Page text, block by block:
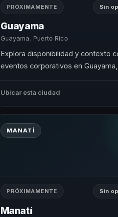
PRÓXIMAMENTE Sin
Guayama
Guayama, Puerto Rico
Explora disponibilidad y contexto
eventos corporativos en
Ubicar esta ciudad
MANATÍ
PRÓXIMAMENTE Sin
Manatí